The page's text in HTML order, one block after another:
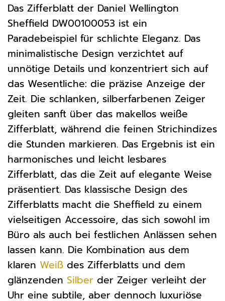
Das Zifferblatt der Daniel Wellington
Sheffield DW00100053 ist ein
Paradebeispiel für schlichte Eleganz. Das
minimalistische Design verzichtet auf
unnötige Details und konzentriert sich auf
das Wesentliche: die präzise Anzeige der
Zeit. Die schlanken, silberfarbenen Zeiger
gleiten sanft über das makellos weiße
Zifferblatt, während die feinen Strichindizes
die Stunden markieren. Das Ergebnis ist ein
harmonisches und leicht lesbares
Zifferblatt, das die Zeit auf elegante Weise
präsentiert. Das klassische Design des
Zifferblatts macht die Sheffield zu einem
vielseitigen Accessoire, das sich sowohl im
Büro als auch bei festlichen Anlässen sehen
lassen kann. Die Kombination aus dem
klaren Weiß des Zifferblatts und dem
glänzenden Silber der Zeiger verleiht der
Uhr eine subtile, aber dennoch luxuriöse